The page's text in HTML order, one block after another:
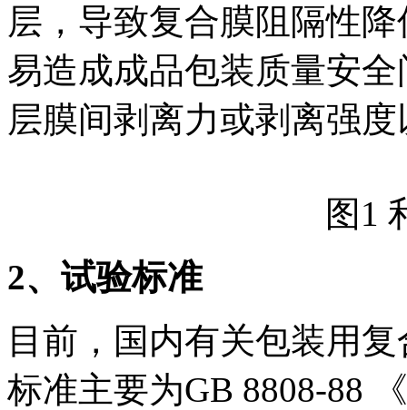
层，导致复合膜阻隔性
易造成成品包装质量安
层膜间剥离力或剥离强
图1
2、试验标准
目前，国内有关包装用
标准主要为GB 8808-88